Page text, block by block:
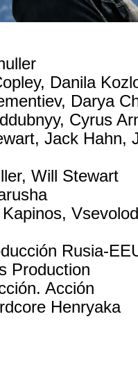
Danila
Darya
Cyrus
Jack Hahn,
Will Stewart
Rusia-
Production
Acción
Henryaka